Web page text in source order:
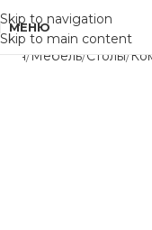
Skip to navigation
Skip to main content
МЕНЮ
Мебель Столы